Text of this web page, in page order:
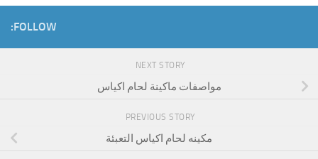
FOLLOW:
NEXT STORY
مواصفات ماكينة لحام اكياس
PREVIOUS STORY
مكينه لحام اكياس التعبئة